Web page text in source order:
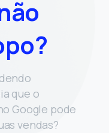
que o
Google pode
vendas?